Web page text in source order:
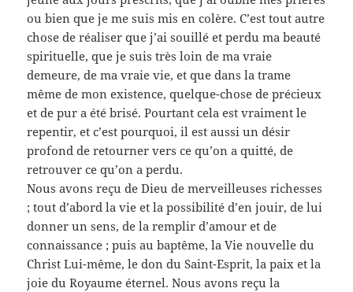
ou bien que je me suis mis en colère. C’est tout autre
chose de réaliser que j’ai souillé et perdu ma beauté
spirituelle, que je suis très loin de ma vraie
demeure, de ma vraie vie, et que dans la trame
même de mon existence, quelque-chose de précieux
et de pur a été brisé. Pourtant cela est vraiment le
repentir, et c’est pourquoi, il est aussi un désir
profond de retourner vers ce qu’on a quitté, de
retrouver ce qu’on a perdu.
Nous avons reçu de Dieu de merveilleuses richesses
; tout d’abord la vie et la possibilité d’en jouir, de lui
donner un sens, de la remplir d’amour et de
connaissance ; puis au baptême, la Vie nouvelle du
Christ Lui-même, le don du Saint-Esprit, la paix et la
joie du Royaume éternel. Nous avons reçu la